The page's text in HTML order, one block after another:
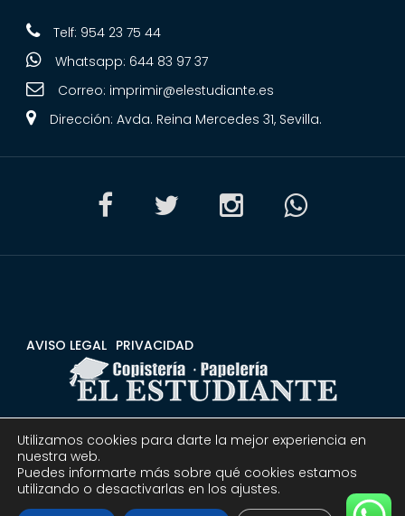
Telf: 954 23 75 44
Whatsapp: 644 83 97 37
Correo: imprimir@elestudiante.es
Dirección: Avda. Reina Mercedes 31, Sevilla.
AVISO LEGAL PRIVACIDAD
CONDICIONES DEVOLUCIONES Y REEMBOLSOS
© 2020 Copistería Papelería El estudiante | Todos los
Utilizamos cookies para darte la mejor experiencia en
nuestra web.
Puedes informarte más sobre qué cookies estamos
utilizando o desactivarlas en los ajustes.